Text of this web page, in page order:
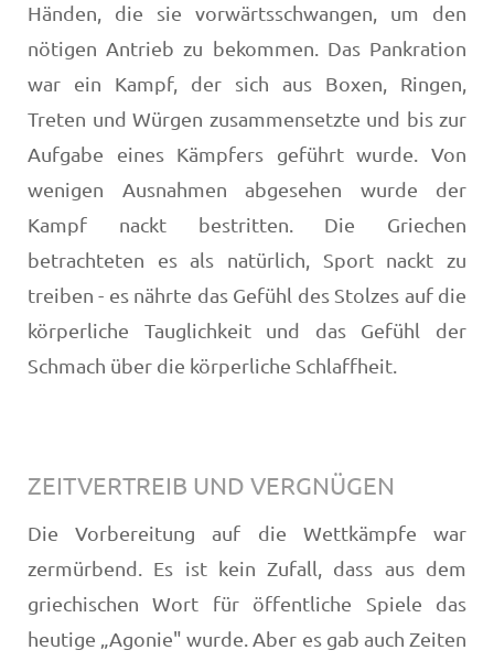
Händen, die sie vorwärtsschwangen, um den
nötigen Antrieb zu bekommen. Das Pankration
war ein Kampf, der sich aus Boxen, Ringen,
Treten und Würgen zusammensetzte und bis zur
Aufgabe eines Kämpfers geführt wurde. Von
wenigen Ausnahmen abgesehen wurde der
Kampf nackt bestritten. Die Griechen
betrachteten es als natürlich, Sport nackt zu
treiben - es nährte das Gefühl des Stolzes auf die
körperliche Tauglichkeit und das Gefühl der
Schmach über die körperliche Schlaffheit.
ZEITVERTREIB UND VERGNÜGEN
Die Vorbereitung auf die Wettkämpfe war
zermürbend. Es ist kein Zufall, dass aus dem
griechischen Wort für öffentliche Spiele das
heutige „Agonie" wurde. Aber es gab auch Zeiten